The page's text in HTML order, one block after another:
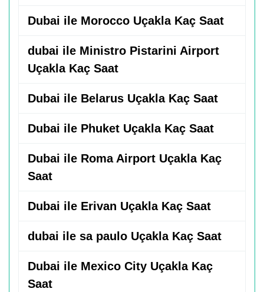
Dubai ile Morocco Uçakla Kaç Saat
dubai ile Ministro Pistarini Airport
Uçakla Kaç Saat
Dubai ile Belarus Uçakla Kaç Saat
Dubai ile Phuket Uçakla Kaç Saat
Dubai ile Roma Airport Uçakla Kaç
Saat
Dubai ile Erivan Uçakla Kaç Saat
dubai ile sa paulo Uçakla Kaç Saat
Dubai ile Mexico City Uçakla Kaç
Saat